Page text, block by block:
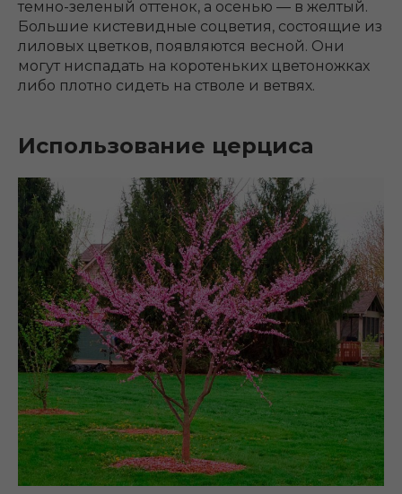
темно-зеленый оттенок, а осенью ― в желтый.
Большие кистевидные соцветия, состоящие из
лиловых цветков, появляются весной. Они
могут ниспадать на коротеньких цветоножках
либо плотно сидеть на стволе и ветвях.
Использование церциса